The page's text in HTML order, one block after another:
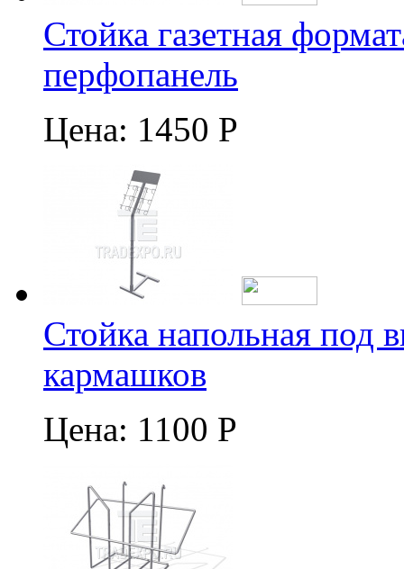
Стойка газетная
перфопанель
Цена: 1450 Р
Стойка напольная под
кармашков
Цена: 1100 Р